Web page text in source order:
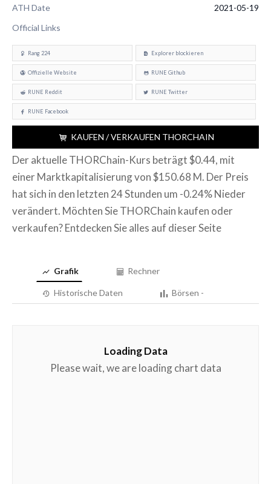
ATH Date
2021-05-19
Official Links
Rang 224 Explorer blockieren
Offizielle Website RUNE Github
RUNE Reddit RUNE Twitter
RUNE Facebook
KAUFEN / VERKAUFEN THORCHAIN
Der aktuelle THORChain-Kurs beträgt $0.44, mit
einer Marktkapitalisierung von $150.68 M. Der Preis
hat sich in den letzten 24 Stunden um -0.24% Nieder
verändert. Möchten Sie THORChain kaufen oder
verkaufen? Entdecken Sie alles auf dieser Seite
Grafik Rechner
Historische Daten Börsen -
Loading Data
Please wait, we are loading chart data